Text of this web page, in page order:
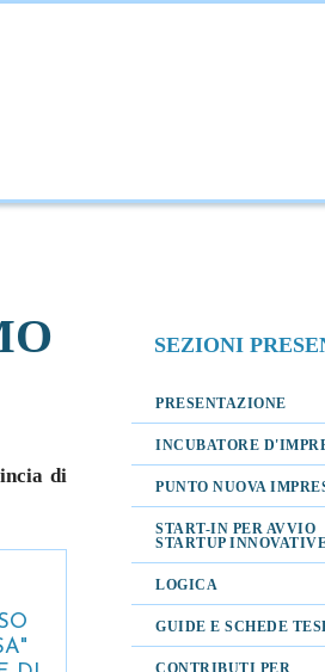
di
SEZIONI
PRESENTAZIONE
INCUBATORE
PUNTO NUOVA
START-IN PER AVVIO
STARTUP
LOGICA
GUIDE E SCHEDE
CONTRIBUTI PER